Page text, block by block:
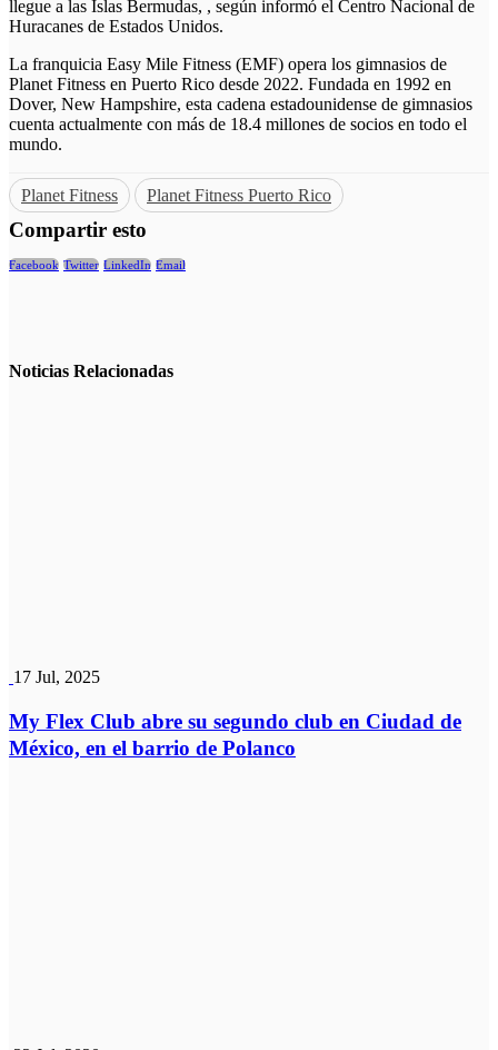
llegue a las Islas Bermudas, , según informó el Centro Nacional de
Huracanes de Estados Unidos.
La franquicia Easy Mile Fitness (EMF) opera los gimnasios de
Planet Fitness en Puerto Rico desde 2022. Fundada en 1992 en
Dover, New Hampshire, esta cadena estadounidense de gimnasios
cuenta actualmente con más de 18.4 millones de socios en todo el
mundo.
Planet Fitness Planet Fitness Puerto Rico
Compartir esto
Facebook Twitter LinkedIn Email
Noticias Relacionadas
17 Jul, 2025
My Flex Club abre su segundo club en Ciudad de
México, en el barrio de Polanco